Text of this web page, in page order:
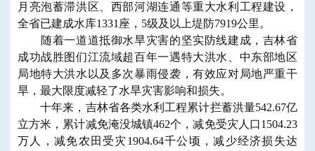
月亮泡蓄滞洪区、西部河湖连通等重大水利工程建设，
全省已建成水库1331座，5级及以上堤防7919公里。
随着一道道抵御水旱灾害的坚实防线建成，吉林省
成功战胜图们江流域超百年一遇特大洪水、中东部地区
局地特大洪水以及多次暴雨侵袭，有效应对局地严重干
旱，最大限度减轻了水旱灾害影响和损失。
十年来，吉林省各类水利工程累计拦蓄洪量542.67亿
立方米，累计减免淹没城镇462个，减免受灾人口1504.23
万人，减免农田受灾1904.64千公顷，减少经济损失达